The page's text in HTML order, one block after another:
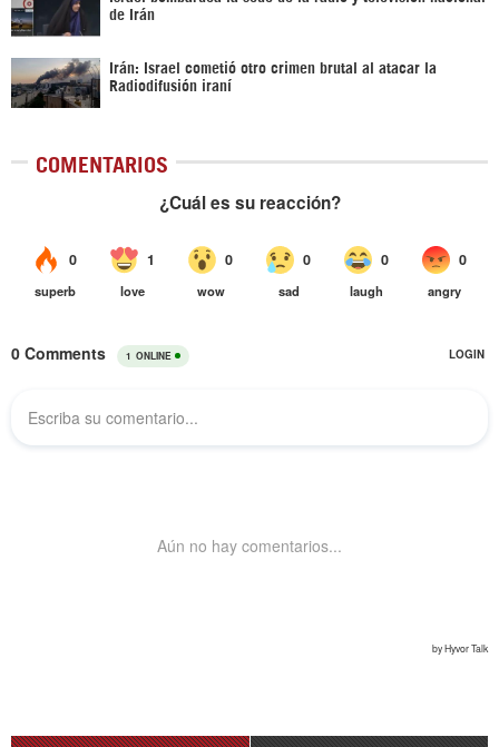
de Irán
Irán: Israel cometió otro crimen brutal al atacar la
Radiodifusión iraní
COMENTARIOS